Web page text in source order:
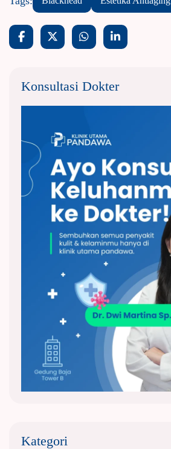
Konsultasi Dokter
Kategori